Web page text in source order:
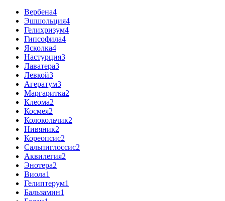
Вербена4
Эшшольция4
Гелихризум4
Гипсофила4
Ясколка4
Настурция3
Лаватера3
Левкой3
Агератум3
Маргаритка2
Клеома2
Космея2
Колокольчик2
Нивяник2
Кореопсис2
Сальпиглоссис2
Аквилегия2
Энотера2
Виола1
Гелиптерум1
Бальзамин1